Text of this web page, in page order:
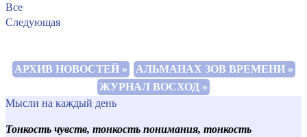
Все
Следующая
АРХИВ НОВОСТЕЙ »
АЛЬМАНАХ ЗОВ ВРЕМЕНИ »
ЖУРНАЛ ВОСХОД »
Мысли на каждый день
Тонкость чувств, тонкость понимания, тонкость